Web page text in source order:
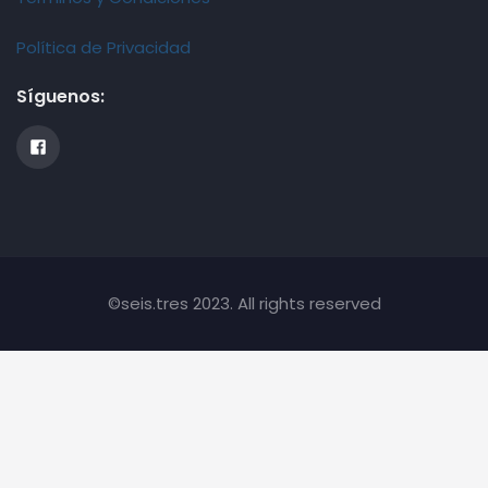
Política de Privacidad
Síguenos:
©seis.tres 2023. All rights reserved